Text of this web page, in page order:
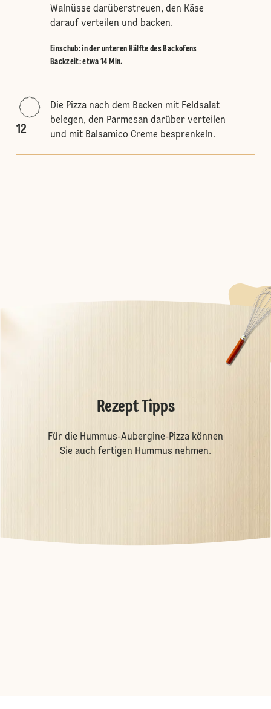
Walnüsse darüberstreuen, den Käse
darauf verteilen und backen.
Einschub:in der unteren Hälfte des Backofens
Backzeit: etwa 14 Min.
12
Die Pizza nach dem Backen mit Feldsalat
belegen, den Parmesan darüber verteilen
und mit Balsamico Creme besprenkeln.
Rezept Tipps
Für die Hummus-Aubergine-Pizza können
Sie auch fertigen Hummus nehmen.